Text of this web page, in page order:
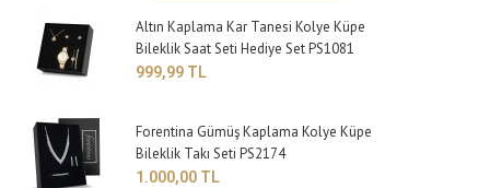
Altın Kaplama Kar Tanesi Kolye Küpe
Bileklik Saat Seti Hediye Set PS1081
999,99 TL
Forentina Gümüş Kaplama Kolye Küpe
Bileklik Takı Seti PS2174
1.000,00 TL